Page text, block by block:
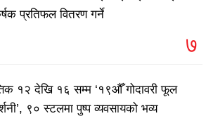
प्रतिफल वितरण गर्ने
७
१२ देखि १६ सम्म ‘१९औँ गोदावरी फूल
९० स्टलमा पुष्प व्यवसायको भव्य